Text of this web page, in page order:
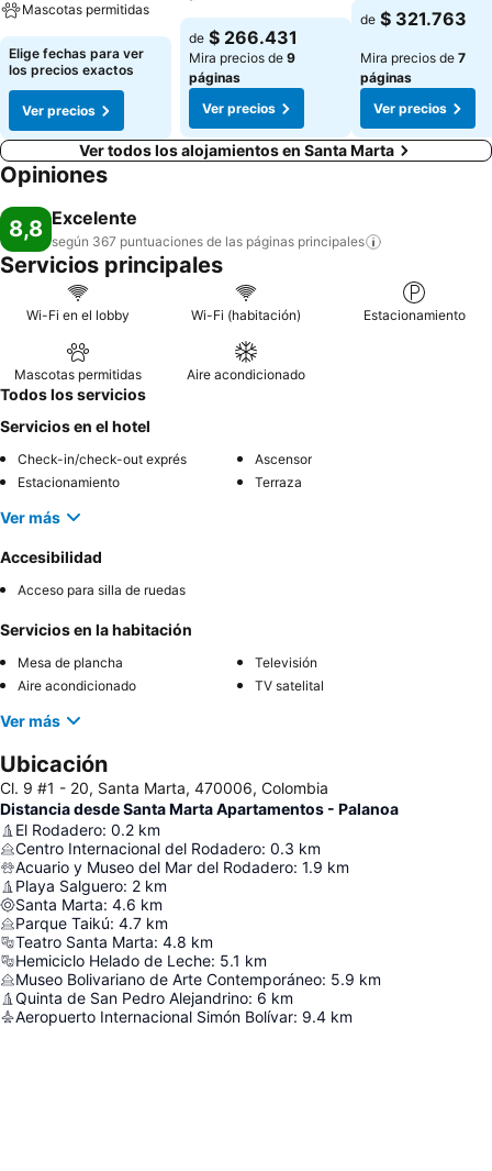
Mascotas permitidas
Elige fechas para ver
los precios exactos
Ver precios
de $ 266.431
Mira precios de 9
páginas
Ver precios
de $ 321.763
Mira precios de 7
páginas
Ver precios
Ver todos los alojamientos en Santa Marta
Opiniones
8,8 Excelente
según 367 puntuaciones de las páginas principales
Servicios principales
Wi-Fi en el lobby Wi-Fi (habitación) Estacionamiento
Mascotas permitidas Aire acondicionado
Todos los servicios
Servicios en el hotel
Check-in/check-out exprés
Ascensor
Estacionamiento
Terraza
Ver más
Accesibilidad
Acceso para silla de ruedas
Servicios en la habitación
Mesa de plancha
Televisión
Aire acondicionado
TV satelital
Ver más
Ubicación
Cl. 9 #1 - 20, Santa Marta, 470006, Colombia
Distancia desde Santa Marta Apartamentos - Palanoa
El Rodadero: 0.2 km
Centro Internacional del Rodadero: 0.3 km
Acuario y Museo del Mar del Rodadero: 1.9 km
Playa Salguero: 2 km
Santa Marta: 4.6 km
Parque Taikú: 4.7 km
Teatro Santa Marta: 4.8 km
Hemiciclo Helado de Leche: 5.1 km
Museo Bolivariano de Arte Contemporáneo: 5.9 km
Quinta de San Pedro Alejandrino: 6 km
Aeropuerto Internacional Simón Bolívar: 9.4 km